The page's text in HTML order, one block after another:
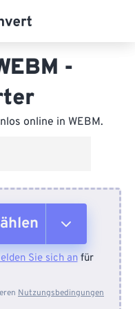
-
online in WEBM.
Sie sich anfür
Nutzungsbedingungen